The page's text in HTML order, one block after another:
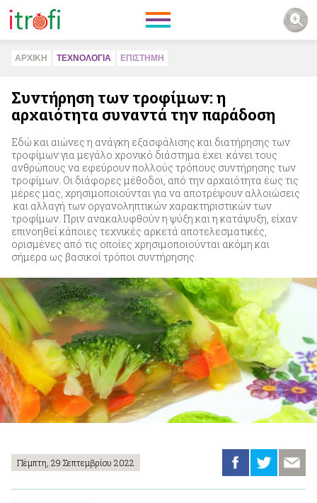
ΑΡΧΙΚΗ ΤΕΧΝΟΛΟΓΙΑ ΕΠΙΣΤΗΜΗ
Συντήρηση των τροφίμων: η
αρχαιότητα συναντά την παράδοση
Εδώ και αιώνες η ανάγκη εξασφάλισης και διατήρησης των
τροφίμων για μεγάλο χρονικό διάστημα έχει κάνει τους
ανθρώπους να εφεύρουν πολλούς τρόπους συντήρησης των
τροφίμων. Οι διάφορες μέθοδοι, από την αρχαιότητα έως τις
μέρες μας, χρησιμοποιούνται για να αποτρέψουν αλλοιώσεις
και αλλαγή των οργανοληπτικών χαρακτηριστικών των
τροφίμων. Πριν ανακαλυφθούν η ψύξη και η κατάψυξη, είχαν
επινοηθεί κάποιες τεχνικές αρκετά αποτελεσματικές,
ορισμένες από τις οποίες χρησιμοποιούνται ακόμη και
σήμερα ως βασικοί τρόποι συντήρησης.
Πέμπτη, 29 Σεπτεμβρίου 2022